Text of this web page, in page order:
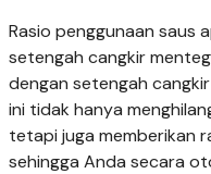
Rasio penggunaan saus
setengah cangkir
dengan setengah
ini tidak hanya
tetapi juga memberikan
sehingga Anda secara